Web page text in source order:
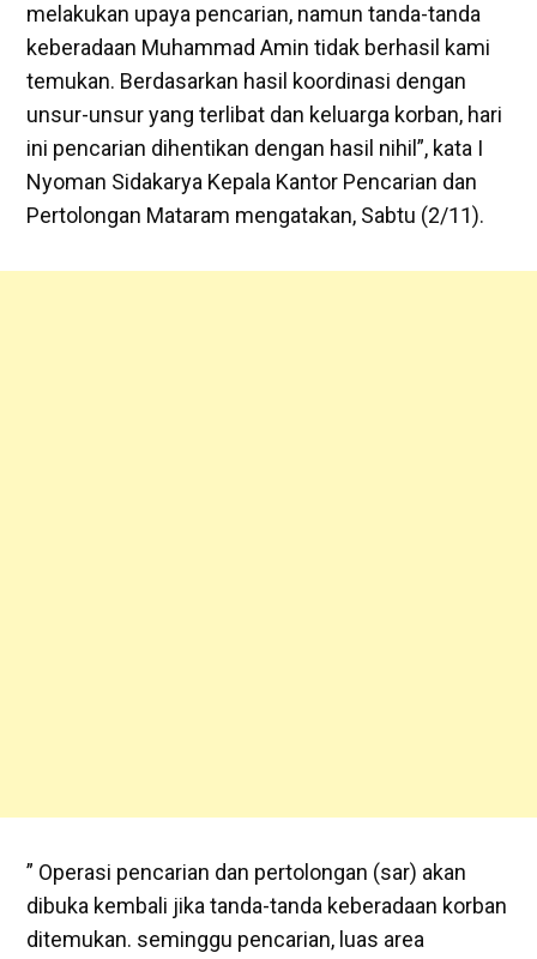
melakukan upaya pencarian, namun tanda-tanda
keberadaan Muhammad Amin tidak berhasil kami
temukan. Berdasarkan hasil koordinasi dengan
unsur-unsur yang terlibat dan keluarga korban, hari
ini pencarian dihentikan dengan hasil nihil”, kata I
Nyoman Sidakarya Kepala Kantor Pencarian dan
Pertolongan Mataram mengatakan, Sabtu (2/11).
” Operasi pencarian dan pertolongan (sar) akan
dibuka kembali jika tanda-tanda keberadaan korban
ditemukan. seminggu pencarian, luas area